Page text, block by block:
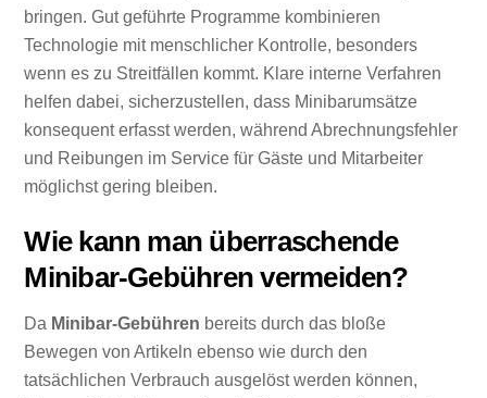
bringen. Gut geführte Programme kombinieren
Technologie mit menschlicher Kontrolle, besonders
wenn es zu Streitfällen kommt. Klare interne Verfahren
helfen dabei, sicherzustellen, dass Minibarumsätze
konsequent erfasst werden, während Abrechnungsfehler
und Reibungen im Service für Gäste und Mitarbeiter
möglichst gering bleiben.
Wie kann man überraschende
Minibar-Gebühren vermeiden?
Da Minibar-Gebühren bereits durch das bloße
Bewegen von Artikeln ebenso wie durch den
tatsächlichen Verbrauch ausgelöst werden können,